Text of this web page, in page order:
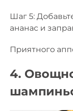
Шаг 5:
ананас и
Приятного
4.